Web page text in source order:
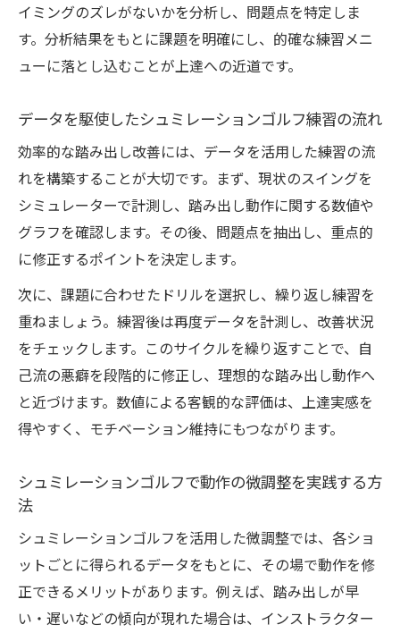
イミングのズレがないかを分析し、問題点を特定しま
す。分析結果をもとに課題を明確にし、的確な練習メニ
ューに落とし込むことが上達への近道です。
データを駆使したシュミレーションゴルフ練習の流れ
効率的な踏み出し改善には、データを活用した練習の流
れを構築することが大切です。まず、現状のスイングを
シミュレーターで計測し、踏み出し動作に関する数値や
グラフを確認します。その後、問題点を抽出し、重点的
に修正するポイントを決定します。
次に、課題に合わせたドリルを選択し、繰り返し練習を
重ねましょう。練習後は再度データを計測し、改善状況
をチェックします。このサイクルを繰り返すことで、自
己流の悪癖を段階的に修正し、理想的な踏み出し動作へ
と近づけます。数値による客観的な評価は、上達実感を
得やすく、モチベーション維持にもつながります。
シュミレーションゴルフで動作の微調整を実践する方
法
シュミレーションゴルフを活用した微調整では、各ショ
ットごとに得られるデータをもとに、その場で動作を修
正できるメリットがあります。例えば、踏み出しが早
い・遅いなどの傾向が現れた場合は、インストラクター